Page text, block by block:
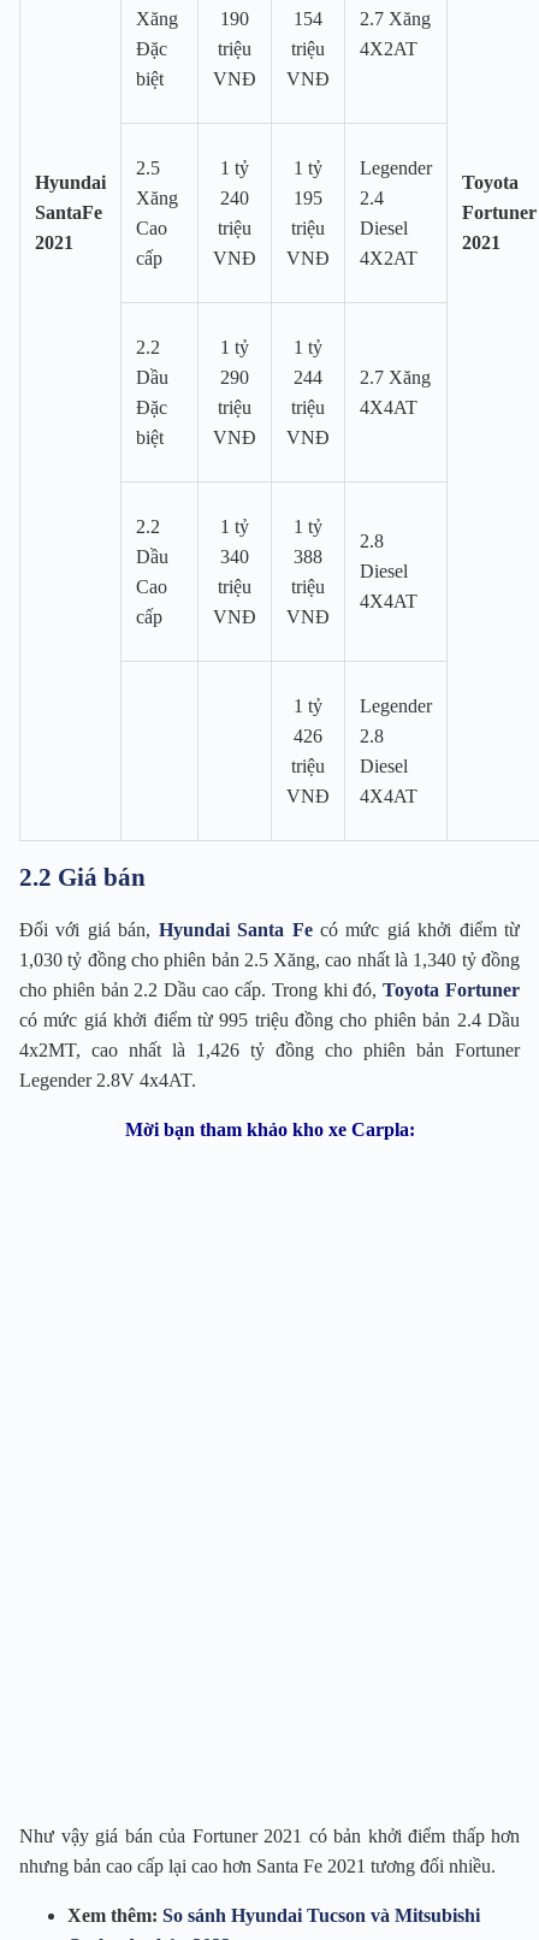
Hyundai
SantaFe
2021
Toyota
Fortuner
2021
Xăng
Đặc
biệt
190
triệu
VNĐ
154
triệu
VNĐ
2.7 Xăng
4X2AT
2.5
Xăng
Cao
cấp
1 tỷ
240
triệu
VNĐ
1 tỷ
195
triệu
VNĐ
Legender
2.4
Diesel
4X2AT
2.2
Dầu
Đặc
biệt
1 tỷ
290
triệu
VNĐ
1 tỷ
244
triệu
VNĐ
2.7 Xăng
4X4AT
2.2
Dầu
Cao
cấp
1 tỷ
340
triệu
VNĐ
1 tỷ
388
triệu
VNĐ
2.8
Diesel
4X4AT
1 tỷ
426
triệu
VNĐ
Legender
2.8
Diesel
4X4AT
2.2 Giá bán
Đối với giá bán, Hyundai Santa Fecó mức giá khởi điểm từ
1,030 tỷ đồng cho phiên bản 2.5 Xăng, cao nhất là 1,340 tỷ đồng
cho phiên bản 2.2 Dầu cao cấp. Trong khi đó,Toyota Fortuner
có mức giá khởi điểm từ 995 triệu đồng cho phiên bản 2.4 Dầu
4x2MT, cao nhất là 1,426 tỷ đồng cho phiên bản Fortuner
Legender 2.8V 4x4AT.
Mời bạn tham khảo kho xe Carpla:
Như vậy giá bán của Fortuner 2021 có bản khởi điểm thấp hơn
nhưng bản cao cấp lại cao hơn Santa Fe 2021 tương đối nhiều.
Xem thêm: So sánh Hyundai Tucson và Mitsubishi